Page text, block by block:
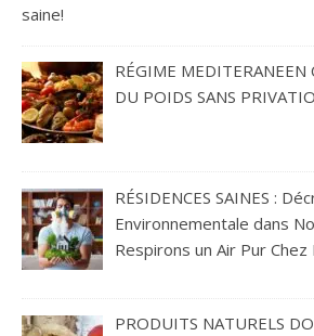
saine!
RÉGIME MEDITERANEEN
DU POIDS SANS
RÉSIDENCES SAINES :
Environnementale dans
Respirons un Air Pur Chez
PRODUITS NATURELS